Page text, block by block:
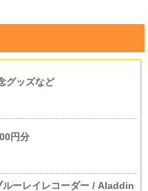
グッズなど
円分
ーレイレコーダー / Aladdin